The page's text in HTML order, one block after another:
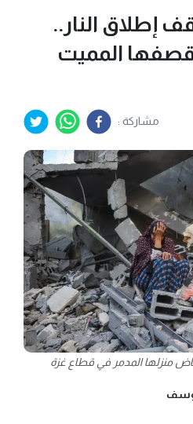
إطلاق النار..
المميت
مشاركة :
منزلها المدمر في قطاع غزة